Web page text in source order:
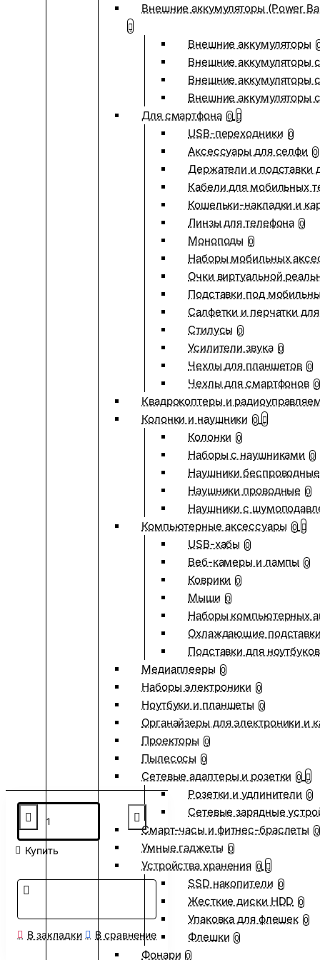
Внешние аккумуляторы (Power
Внешние аккумуляторы
Внешние аккумуляторы
Внешние аккумуляторы
Внешние аккумуляторы
Для смартфона 0
USB-переходники 0
Аксессуары для селфи 0
Держатели и подставки
Кабели для мобильных
Кошельки-накладки и
Линзы для телефона 0
Моноподы 0
Наборы мобильных
Очки виртуальной
Подставки под
Салфетки и перчатки
Стилусы 0
Усилители звука 0
Чехлы для планшетов 0
Чехлы для смартфонов 0
Квадрокоптеры и
Колонки и наушники 0
Колонки 0
Наборы с наушниками 0
Наушники беспроводные
Наушники проводные 0
Наушники с
Компьютерные аксессуары 0
USB-хабы 0
Веб-камеры и лампы 0
Коврики 0
Мыши 0
Наборы компьютерных
Охлаждающие
Подставки для ноутбуков
Медиаплееры 0
Наборы электроники 0
Ноутбуки и планшеты 0
Органайзеры для электроники и
Проекторы 0
Пылесосы 0
Сетевые адаптеры и розетки 0
Розетки и удлинители 0
Сетевые зарядные
Смарт-часы и фитнес-браслеты 0
Умные гаджеты 0
Устройства хранения 0
SSD накопители 0
Жесткие диски HDD 0
Упаковка для флешек 0
Флешки 0
Фонари 0
Купить
В закладки В сравнение